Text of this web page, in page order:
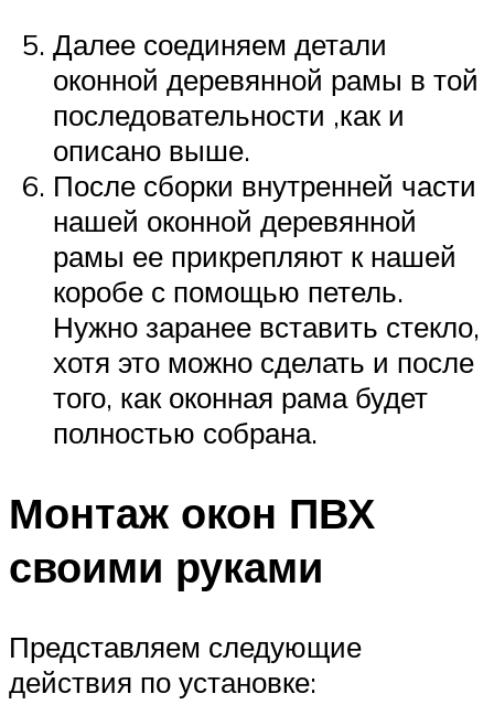
Далее соединяем детали
оконной деревянной рамы в той
последовательности ,как и
описано выше.
После сборки внутренней части
нашей оконной деревянной
рамы ее прикрепляют к нашей
коробе с помощью петель.
Нужно заранее вставить стекло,
хотя это можно сделать и после
того, как оконная рама будет
полностью собрана.
Монтаж окон ПВХ
своими руками
Представляем следующие
действия по установке: